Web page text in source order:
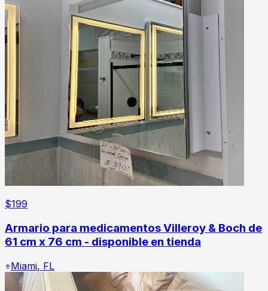
$199
Armario para medicamentos Villeroy & Boch de
61 cm x 76 cm - disponible en tienda
Miami, FL